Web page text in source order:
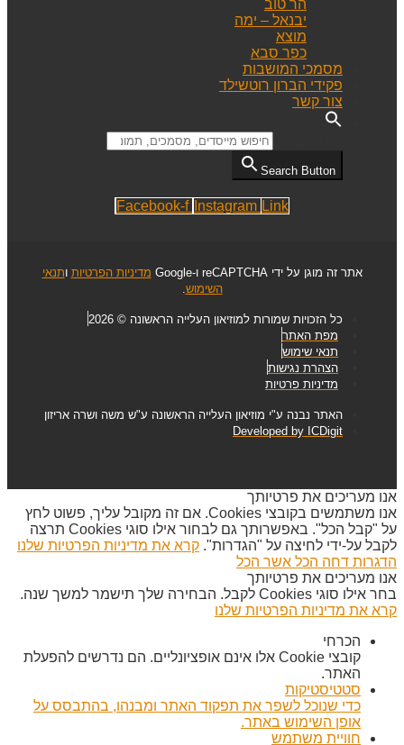
הר טוב
יבנאל – ימה
מוצא
כפר סבא
מסמכי המושבות
פקידי הברון רוטשילד
צור קשר
Search Button
Facebook-f Instagram Link
אתר זה מוגן על ידי reCAPTCHA ו-Google מדיניות הפרטיות ותנאי
השימוש
כל הזכויות שמורות למוזיאון העלייה הראשונה © 2026
מפת האתר
תנאי שימוש
הצהרת נגישות
מדיניות פרטיות
האתר נבנה ע"י מוזיאון העלייה הראשונה ע"ש משה ושרה אריזון
Developed by ICDigit
אנו מעריכים את פרטיותך
אנו משתמשים בקובצי Cookies. אם זה מקובל עליך, פשוט לחץ
על "קבל הכל". באפשרותך גם לבחור אילו סוגי Cookies תרצה
לקבל על-ידי לחיצה על "הגדרות". קרא את מדיניות הפרטיות שלנו
הדגרות דחה הכל אשר הכל
אנו מעריכים את פרטיותך
בחר אילו סוגי Cookies לקבל. הבחירה שלך תישמר למשך שנה.
קרא את מדיניות הפרטיות שלנו
הכרחי
קובצי Cookie אלו אינם אופציונליים. הם נדרשים להפעלת
האתר.
סטטיסטיקות
כדי שנוכל לשפר את תפקוד האתר ומבנהו, בהתבסס על
אופן השימוש באתר.
חוויית משתמש